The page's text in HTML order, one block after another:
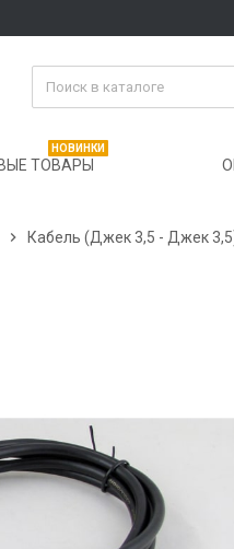
ТОВАРЫ
НОВИНКИ
 Кабель (Джек 3,5 - Джек